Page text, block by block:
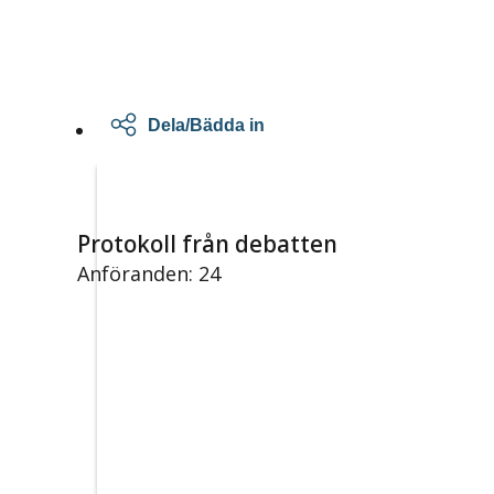
Dela/Bädda in
Protokoll från debatten
Anföranden: 24